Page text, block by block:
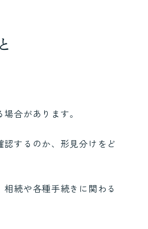
合があります。
するのか、形見分けをど
続や各種手続きに関わる